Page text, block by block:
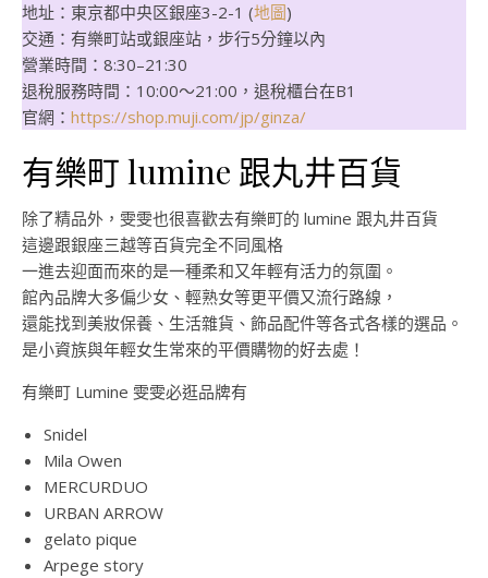
地址：東京都中央区銀座3-2-1 (地圖)
交通：有樂町站或銀座站，步行5分鐘以內
營業時間：8:30–21:30
退稅服務時間：10:00～21:00，退稅櫃台在B1
官網： https://shop.muji.com/jp/ginza/
有樂町 lumine 跟丸井百貨
除了精品外，雯雯也很喜歡去有樂町的 lumine 跟丸井百貨
這邊跟銀座三越等百貨完全不同風格
一進去迎面而來的是一種柔和又年輕有活力的氛圍。
館內品牌大多偏少女、輕熟女等更平價又流行路線，
還能找到美妝保養、生活雜貨、飾品配件等各式各樣的選品。
是小資族與年輕女生常來的平價購物的好去處！
有樂町 Lumine 雯雯必逛品牌有
Snidel
Mila Owen
MERCURDUO
URBAN ARROW
gelato pique
Arpege story